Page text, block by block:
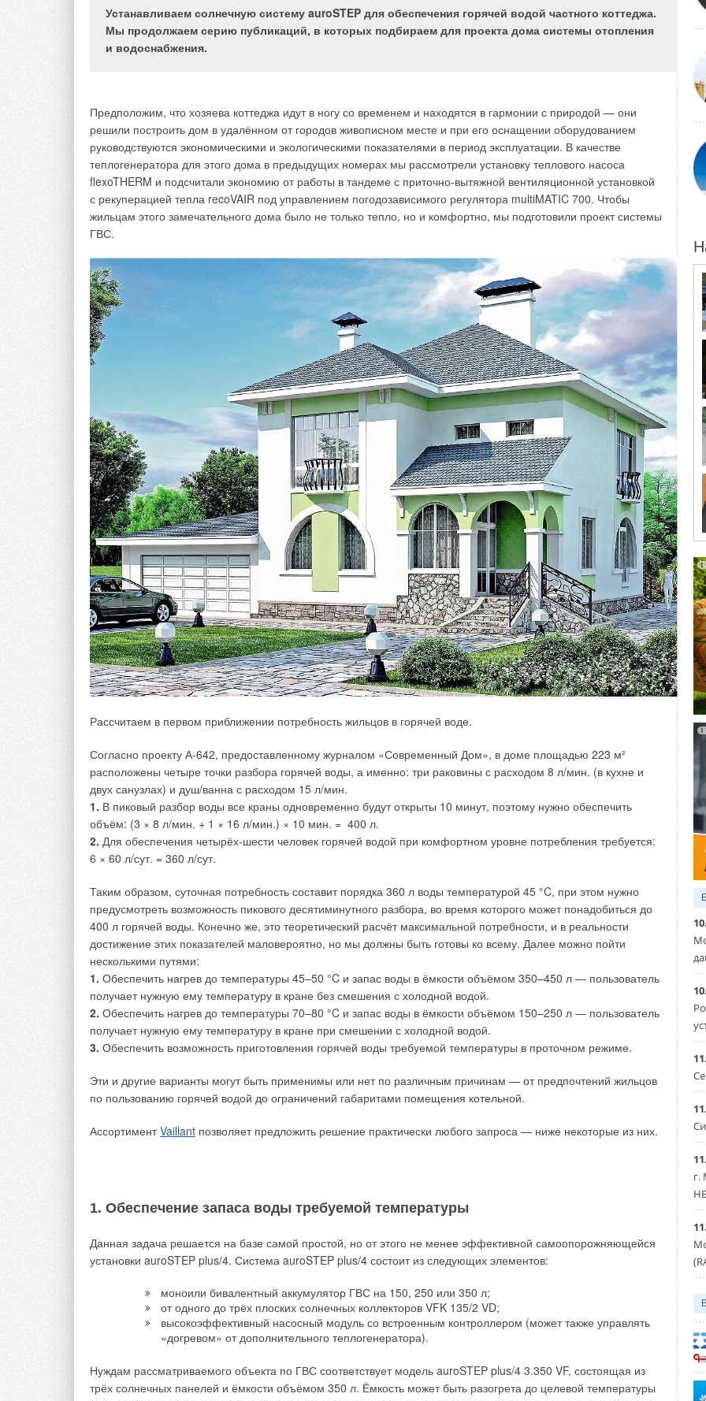
Устанавливаем солнечную систему auroSTEP для обеспечения горячей водой частного коттеджа.
Мы продолжаем серию публикаций, в которых подбираем для проекта дома системы отопления
и водоснабжения.
Предположим, что хозяева коттеджа идут в ногу со временем и находятся в гармонии с природой — они
решили построить дом в удалённом от городов живописном месте и при его оснащении оборудованием
руководствуются экономическими и экологическими показателями в период эксплуатации. В качестве
теплогенератора для этого дома в предыдущих номерах мы рассмотрели установку теплового насоса
flexoTHERM и подсчитали экономию от работы в тандеме с приточно-вытяжной вентиляционной установкой
с рекуперацией тепла recoVAIR под управлением погодозависимого регулятора multiMATIC 700. Чтобы
жильцам этого замечательного дома было не только тепло, но и комфортно, мы подготовили проект системы
ГВС.
Рассчитаем в первом приближении потребность жильцов в горячей воде.
Согласно проекту А-642, предоставленному журналом «Современный Дом», в доме площадью 223 м²
расположены четыре точки разбора горячей воды, а именно: три раковины с расходом 8 л/мин. (в кухне и
двух санузлах) и душ/ванна с расходом 15 л/мин.
1. В пиковый разбор воды все краны одновременно будут открыты 10 минут, поэтому нужно обеспечить
объём: (3 × 8 л/мин. + 1 × 16 л/мин.) × 10 мин. = 400 л.
2. Для обеспечения четырёх-шести человек горячей водой при комфортном уровне потребления требуется:
6 × 60 л/сут. = 360 л/сут.
Таким образом, суточная потребность составит порядка 360 л воды температурой 45 °C, при этом нужно
предусмотреть возможность пикового десятиминутного разбора, во время которого может понадобиться до
400 л горячей воды. Конечно же, это теоретический расчёт максимальной потребности, и в реальности
достижение этих показателей маловероятно, но мы должны быть готовы ко всему. Далее можно пойти
несколькими путями:
1. Обеспечить нагрев до температуры 45–50 °C и запас воды в ёмкости объёмом 350–450 л — пользователь
получает нужную ему температуру в кране без смешения с холодной водой.
2. Обеспечить нагрев до температуры 70–80 °C и запас воды в ёмкости объёмом 150–250 л — пользователь
получает нужную ему температуру в кране при смешении с холодной водой.
3. Обеспечить возможность приготовления горячей воды требуемой температуры в проточном режиме.
Эти и другие варианты могут быть применимы или нет по различным причинам — от предпочтений жильцов
по пользованию горячей водой до ограничений габаритами помещения котельной.
АссортиментVaillant позволяет предложить решение практически любого запроса — ниже некоторые из них.
1. Обеспечение запаса воды требуемой температуры
Данная задача решается на базе самой простой, но от этого не менее эффективной самоопорожняющейся
установки auroSTEP plus/4. Система auroSTEP plus/4 состоит из следующих элементов:
моноили бивалентный аккумулятор ГВС на 150, 250 или 350 л;
от одного до трёх плоских солнечных коллекторов VFK 135/2 VD;
высокоэффективный насосный модуль со встроенным контроллером (может также управлять
«догревом» от дополнительного теплогенератора).
Нуждам рассматриваемого объекта по ГВС соответствует модель auroSTEP plus/4 3.350 VF, состоящая из
трёх солнечных панелей и ёмкости объёмом 350 л. Ёмкость может быть разогрета до целевой температуры
г.
* Статья предлагается в порядке обсуждения.
поставленной тепловой энергии для отопления. При этом величина тепловой энергии в последующем году
уточняется с учётом действительного количества потреблённой тепловой энергии в прошедшем году (в
зависимости от температуры наружного воздуха в течение прошедшего отопительного периода).
По второму способу оплата осуществляется в каждый месяц отопительного периода в соответствии со
среднемесячной температурой наружного воздуха.
Первый способ оплаты позволяет теплоснабжающим организациям получать оплату равномерно в течение
всего года при условии неизменности схемы поставки тепловой энергии.
Однако при оплате за тепловую энергию по первому способу в ряде регионов часто возникают и решаются
спорные вопросы в судах, когда происходит смена теплоснабжающей организации и появляется
необходимость определения доли фактического потребления тепловой энергии за отопительный период,
предшествующий смене теплоснабжающей организации.
В этом случае рекомендуется использовать требования, установленные Постановлением Правительства
Российской Федерации от 23 мая 2006 года №306 «Об утверждении Правил установления и определения
нормативов потребления коммунальных услуг и нормативов потребления коммунальных ресурсов в целях
содержания общего имущества в многоквартирном доме», позволяющие расчётным путём определить долю
тепловой энергии, потребляемой в каждый месяц отопительного периода.
В данных Правилах представлена формула для расчёта количества тепловой энергии [Гкал/год],
необходимой для отопления многоквартирного дома или жилого дома в каждом месяце:
где qmax— расчётная часовая тепловая нагрузка на отопление многоквартирного дома или жилого дома,
ккал/ч; tвн— средняя температура внутреннего воздуха отапливаемых жилых помещений многоквартирного
дома или жилого дома, °C; tсм— среднемесячная температура наружного воздуха каждого месяца,
принимаемая в соответствии с табл. 5.1 Свода Правил 131.13330.2012 «Строительная климатология.
Актуализированная редакция СНиП 23-01–99*», °C; tpo— расчётная температура наружного воздуха для
3.1 Свода Правил 131.13330.2012, °C; nм— продолжительность отопительного периода [сут.] в месяце; 24
— количество часов в сутках; 10–6 — коэффициент перевода из килокалорий в гигакалории.
Как известно, температура наружного воздуха разной обеспеченности, принимаемая в СП 131.13330.2012,
рассчитана по данным наблюдений за период с 1966 по 2010 годы.
Необходимо отметить, что количество тепловой энергии, предъявляемой населению к оплате за конкретный
не тождественно количеству фактически потреблённой потребителями тепловой энергии в этом месяце. Это
можно объяснить тем, что в разные годы среднемесячная температура каждого месяца отопительного
периода разная, то есть в отдельные годы может быть меньше или больше. Значения среднемесячной
температуры наружного воздуха каждого месяца в городах Москве, Орле, Екатеринбурге и Омске после
2010 года и по Своду Правил 131.13330.2012 представлены в табл. 1, 2, 3 и 4. Соответственно, и разные
значения Δtсм
При этом значение расчётной температуры наружного воздуха для проектирования отопления, вентиляции
и кондиционирования воздуха можно принимать по табл. 3.1 СП 131.13330.2012 при определении с
достаточной точностью количества тепловой энергии в каждый месяц.
Количество тепловой энергии, соответствующей Δt см, определённой с использованием среднемесячных
температур по табл. 1 в Москве, например, в 2013 году, составит 95 % от количества тепловой энергии,
87,5 %, в 2015-м — 79,5 %.